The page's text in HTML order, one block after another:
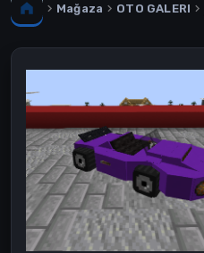
Mağaza OTO GALERI